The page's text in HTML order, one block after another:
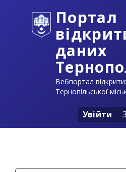
Портал
даних
Вебпортал
Тернопільської
Увійти